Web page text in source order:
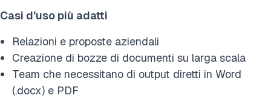
Casi d'uso più adatti
Relazioni e proposte aziendali
Creazione di bozze di documenti su larga scala
Team che necessitano di output diretti in Word
(.docx) e PDF